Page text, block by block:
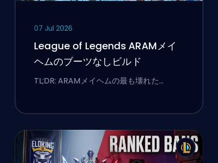
07 Jul 2026
League of Legends ARAMメイ
ヘムのブーツなしビルド
TL;DR: ARAMメイヘムの最も壊れた…